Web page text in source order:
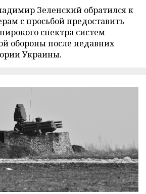
Зеленский обратился к
с просьбой предоставить
спектра систем
обороны после недавних
Украины.